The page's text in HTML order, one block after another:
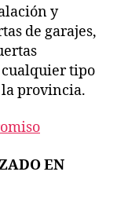
y
de garajes,
cualquier tipo
la provincia.
EN